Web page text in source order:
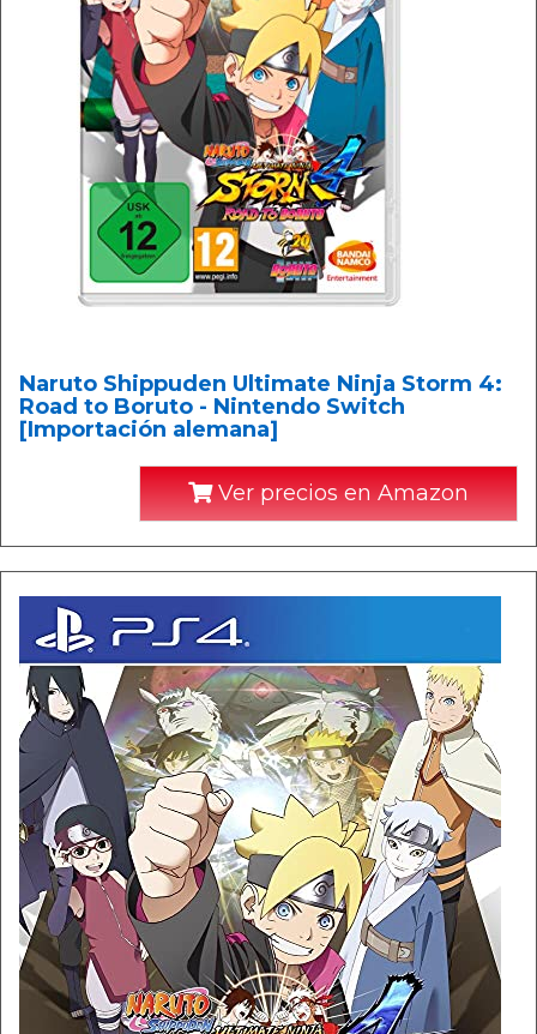
Naruto Shippuden Ultimate Ninja Storm 4:
Road to Boruto - Nintendo Switch
[Importación alemana]
Ver precios en Amazon